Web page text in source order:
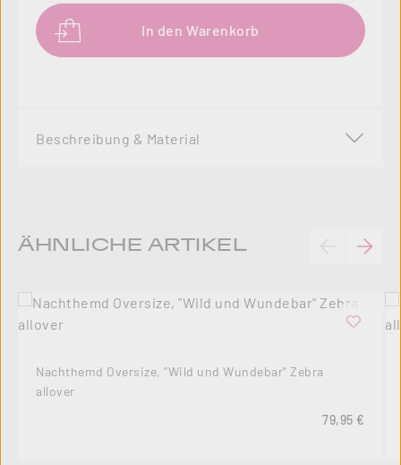
In den Warenkorb
Beschreibung & Material
Produktgalerie überspringen
ÄHNLICHE ARTIKEL
Nachthemd Oversize, "Wild und Wundebar" Zebra
allover
Regulärer
79,95 €